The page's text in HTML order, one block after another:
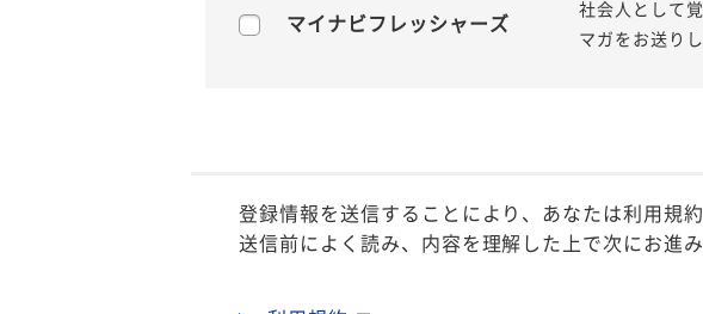
マイナビフレッシャーズ
社会人として
マガをお送りし
登録情報を送信することにより、あなたは利用規
送信前によく読み、内容を理解した上で次にお進み